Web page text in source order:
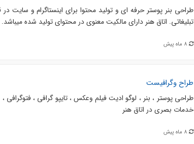
طراحی بنر پوستر حرفه ای و تولید محتوا برای اینستاگرام و سایت
تبلیغاتی. اتاق هنر دارای مالکیت معنوی در محتوای تولید شده
8 ماه پیش
طراح وگرافیست
طراحی پوستر ، بنر ، لوگو ادیت فیلم وعکس ، تایپو گرافی ، فتوگرافی
خدمات بصری در اتاق هنر
8 ماه پیش